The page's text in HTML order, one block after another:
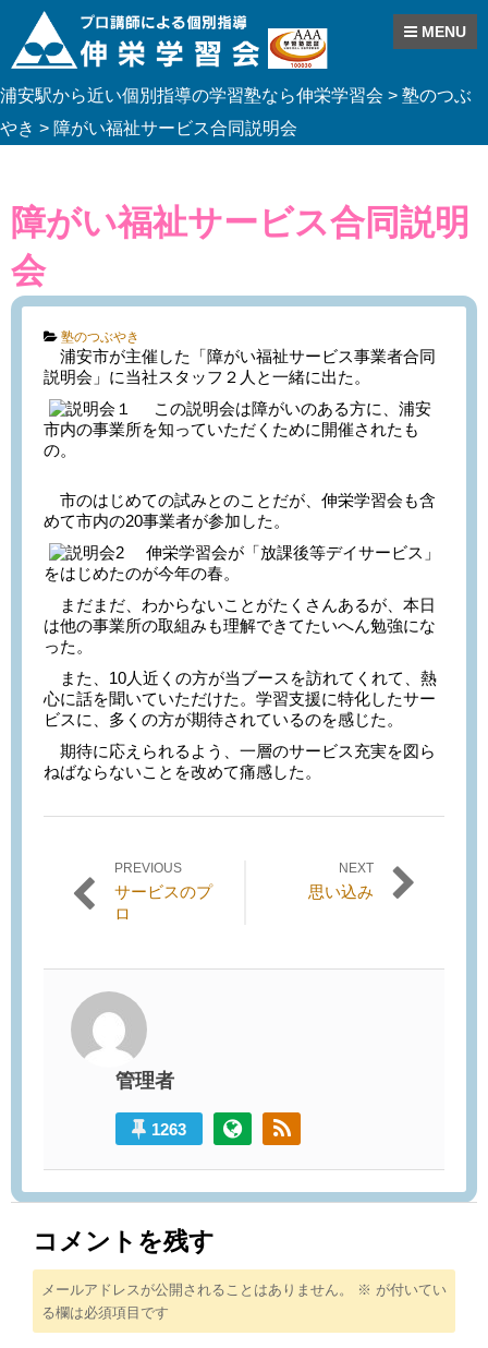
Skip
to
content
MENU
浦安駅から近い個別指導の学習塾なら伸栄学習会 > 塾のつぶ
やき > 障がい福祉サービス合同説明会
障がい福祉サービス合同説明
会
Categories:
塾のつぶやき
浦安市が主催した「障がい福祉サービス事業者合同
説明会」に当社スタッフ２人と一緒に出た。
この説明会は障がいのある方に、浦安
市内の事業所を知っていただくために開催されたも
の。
市のはじめての試みとのことだが、伸栄学習会も含
めて市内の20事業者が参加した。
伸栄学習会が「放課後等デイサービス」
をはじめたのが今年の春。
まだまだ、わからないことがたくさんあるが、本日
は他の事業所の取組みも理解できてたいへん勉強にな
った。
また、10人近くの方が当ブースを訪れてくれて、熱
心に話を聞いていただけた。学習支援に特化したサー
ビスに、多くの方が期待されているのを感じた。
期待に応えられるよう、一層のサービス充実を図ら
ねばならないことを改めて痛感した。
投稿ナビゲーション
PREVIOUS
Previous
post:
サービスのプ
ロ
NEXT
思い込み
管理者
1263
コメントを残す
メールアドレスが公開されることはありません。 ※ が付いてい
る欄は必須項目です